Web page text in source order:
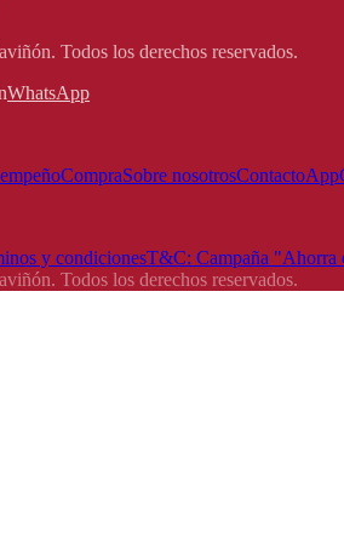
Todos los derechos reservados.
WhatsApp
CompraSobre nosotrosContactoApp
y condicionesT&C: Campaña "Ahorra
Todos los derechos reservados.